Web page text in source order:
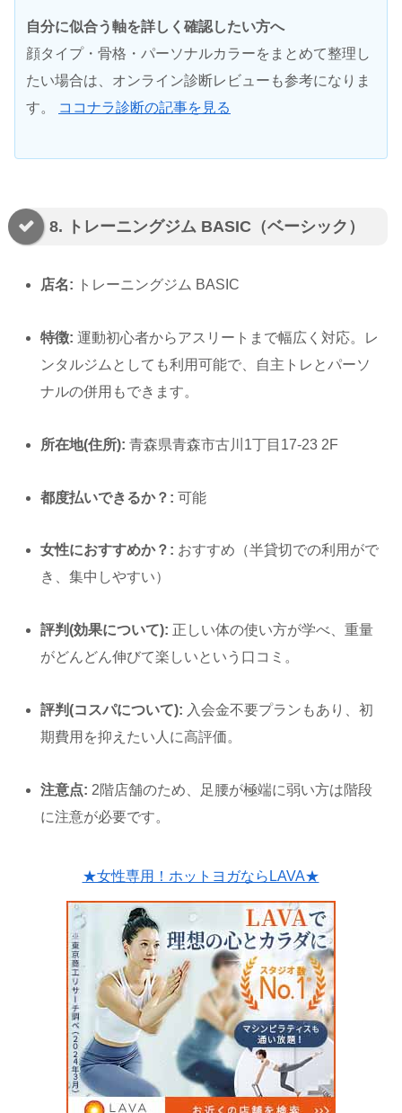
自分に似合う軸を詳しく確認したい方へ
顔タイプ・骨格・パーソナルカラーをまとめて整理し
たい場合は、オンライン診断レビューも参考になりま
す。
ココナラ診断の記事を見る
8. トレーニングジム BASIC（ベーシック）
店名: トレーニングジム BASIC
特徴: 運動初心者からアスリートまで幅広く対応。レ
ンタルジムとしても利用可能で、自主トレとパーソ
ナルの併用もできます。
所在地(住所): 青森県青森市古川1丁目17-23 2F
都度払いできるか？: 可能
女性におすすめか？: おすすめ（半貸切での利用がで
き、集中しやすい）
評判(効果について): 正しい体の使い方が学べ、重量
がどんどん伸びて楽しいという口コミ。
評判(コスパについて): 入会金不要プランもあり、初
期費用を抑えたい人に高評価。
注意点: 2階店舗のため、足腰が極端に弱い方は階段
に注意が必要です。
★女性専用！ホットヨガならLAVA★